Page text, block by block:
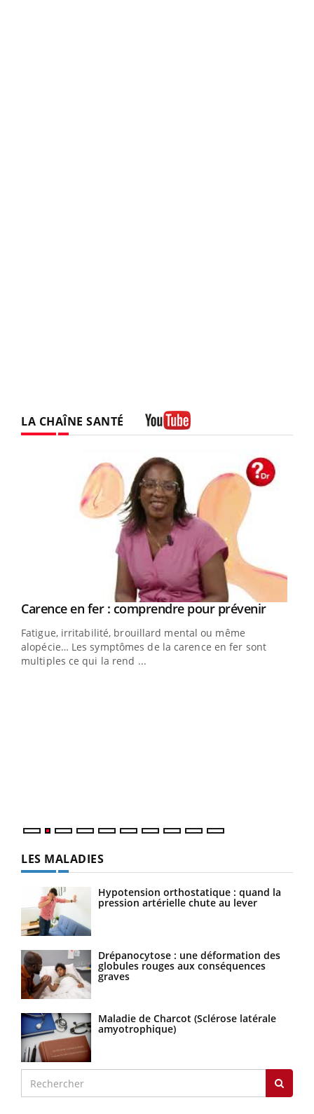
LA CHAÎNE SANTÉ
Youtube
Carence en fer : comprendre pour prévenirYoutube
Fatigue, irritabilité, brouillard mental ou même
alopécie… Les symptômes de la carence en fer sont
multiples ce qui la rend ...
LES MALADIES
Hypotension orthostatique : quand la
pression artérielle chute au lever
Drépanocytose : une déformation des
globules rouges aux conséquences
graves
Maladie de Charcot (Sclérose latérale
amyotrophique)